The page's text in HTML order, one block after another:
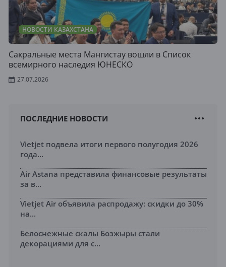
НОВОСТИ КАЗАХСТАНА
Сакральные места Мангистау вошли в Список
всемирного наследия ЮНЕСКО
27.07.2026
ПОСЛЕДНИЕ НОВОСТИ
Vietjet подвела итоги первого полугодия 2026
года...
Air Astana представила финансовые результаты
за в...
Vietjet Air объявила распродажу: скидки до 30%
на...
Белоснежные скалы Бозжыры стали
декорациями для с...